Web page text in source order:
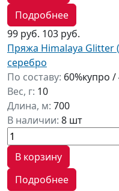
Подробнее
99 руб. 103 руб.
Пряжа Himalaya Glitter
серебро
По составу: 60%купро
Вес, г: 10
Длина, м: 700
В наличии: 8 шт
В корзину
Подробнее